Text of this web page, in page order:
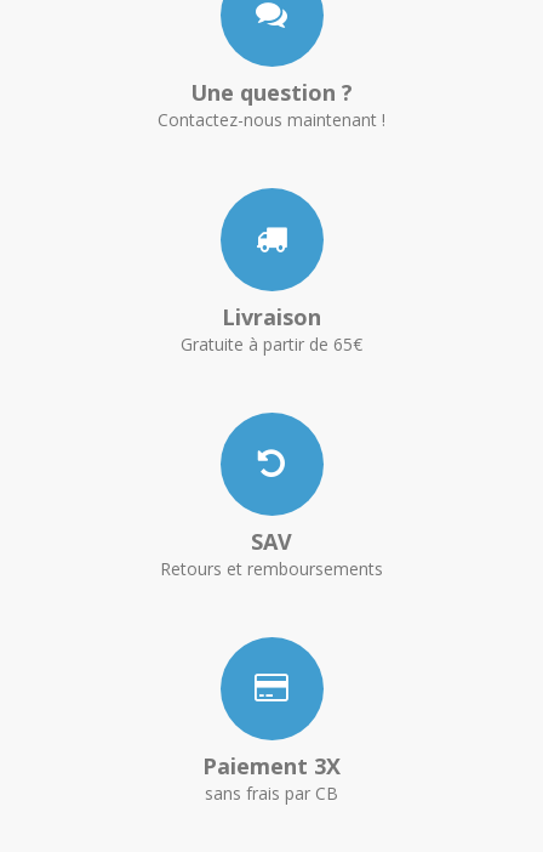
Une question ?
Contactez-nous maintenant !
Livraison
Gratuite à partir de 65€
SAV
Retours et remboursements
Paiement 3X
sans frais par CB